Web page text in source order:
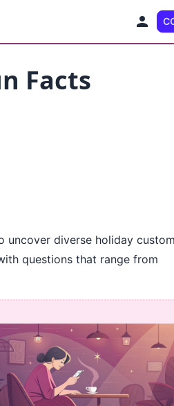
Facts
diverse holiday
questions that range from